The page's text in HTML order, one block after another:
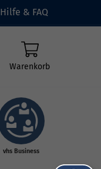
Hilfe & FAQ
Warenkorb
vhs Business